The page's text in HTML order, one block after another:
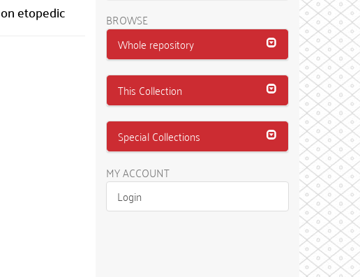
etopedic
BROWSE
Whole repository
This Collection
Special Collections
MY ACCOUNT
Login